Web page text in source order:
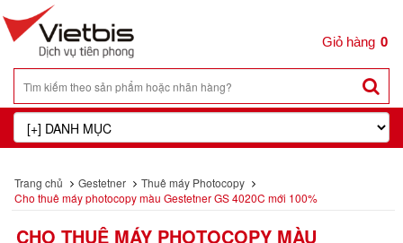
0
Trang chủ Gestetner
Thuê máy Photocopy
Cho thuê máy photocopy màu Gestetner GS 4020C mới 100%
CHO THUÊ MÁY PHOTOCOPY MÀU